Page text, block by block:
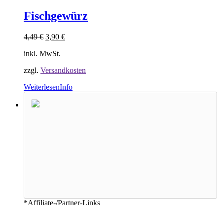
Fischgewürz
4,49€ 3,90 €
inkl. MwSt.
zzgl. Versandkosten
WeiterlesenInfo
*Affiliate-/Partner-Links